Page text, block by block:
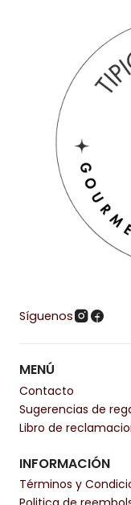
Síguenos
MENÚ
Contacto
Sugerencias de
Libro de
INFORMACIÓN
Términos y